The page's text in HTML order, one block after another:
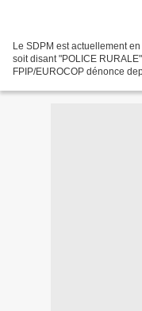
Le SDPM est actuellement
soit disant "POLICE
FPIP/EUROCOP dénonce